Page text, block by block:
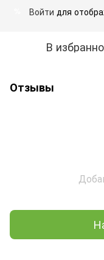
Войти для
В
Отзывы